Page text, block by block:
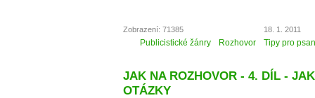
Zobrazení: 71385 18. 1. 2011
Publicistické žánry Rozhovor Tipy pro
JAK NA ROZHOVOR - 4. DÍL -
OTÁZKY